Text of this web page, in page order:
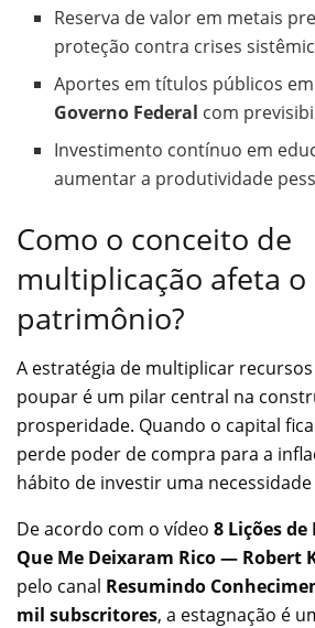
Reserva de valor em metais
proteção contra crises
Aportes em títulos públicos
Governo Federal com
Investimento contínuo em
aumentar a produtividade
Como o conceito de
multiplicação afeta o
patrimônio?
A estratégia de multiplicar recursos
poupar é um pilar central na
prosperidade. Quando o capital
perde poder de compra para a
hábito de investir uma necessidade
De acordo com o vídeo 8 Lições
Que Me Deixaram Rico — Robert
pelo canal Resumindo
mil subscritores, a estagnação é